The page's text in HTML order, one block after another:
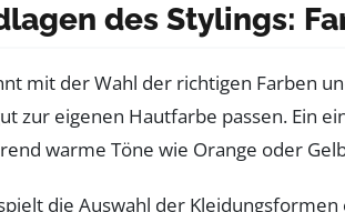
des Stylings:
mit der Wahl der richtigen Farben
zur eigenen Hautfarbe passen. Ein
warme Töne wie Orange oder
die Auswahl der